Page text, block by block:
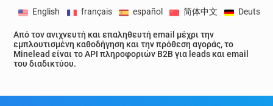
Από τον ανιχνευτή και επαληθευτή email μέχρι την
εμπλουτισμένη καθοδήγηση και την πρόθεση αγοράς, το
Minelead είναι το API πληροφοριών B2B για leads και email
του διαδικτύου.
English français español 简体中文 Deutsch